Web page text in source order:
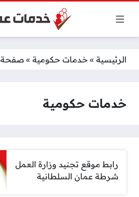
الرئيسية » خدمات حكومية » صفحة 2
خدمات حكومية
رابط موقع تجنيد وزارة العمل
شرطة عمان السلطانية